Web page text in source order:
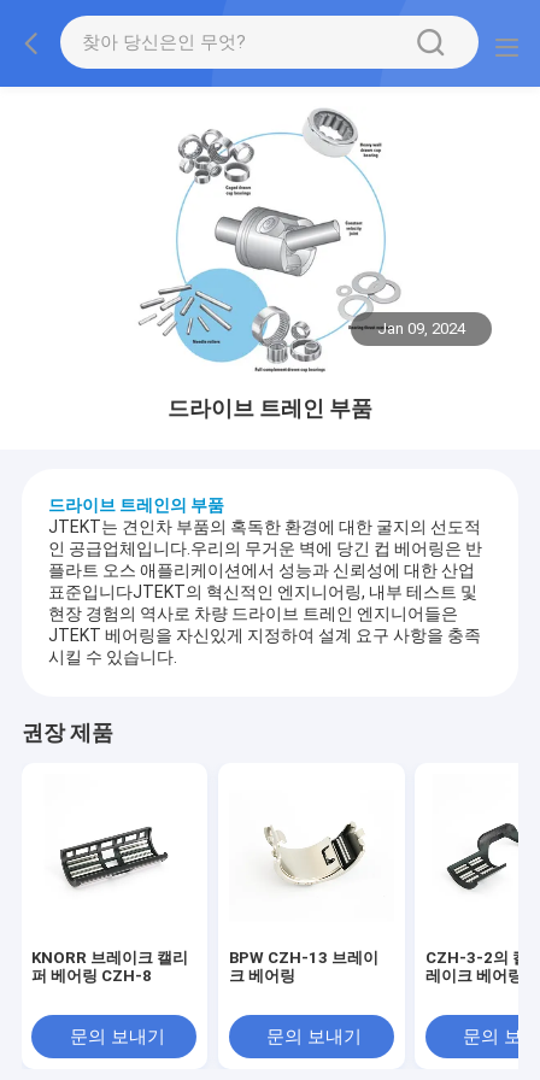
Jan 09, 2024
드라이브 트레인 부품
드라이브 트레인의 부품
JTEKT는 견인차 부품의 혹독한 환경에 대한 굴지의 선도적
인 공급업체입니다.우리의 무거운 벽에 당긴 컵 베어링은 반
플라트 오스 애플리케이션에서 성능과 신뢰성에 대한 산업
표준입니다JTEKT의 혁신적인 엔지니어링, 내부 테스트 및
현장 경험의 역사로 차량 드라이브 트레인 엔지니어들은
JTEKT 베어링을 자신있게 지정하여 설계 요구 사항을 충족
시킬 수 있습니다.
권장 제품
KNORR 브레이크 캘리
퍼 베어링 CZH-8
문의 보내기
BPW CZH-13 브레이
크 베어링
문의 보내기
CZH-3-2의 칼
레이크 베어링
문의 보